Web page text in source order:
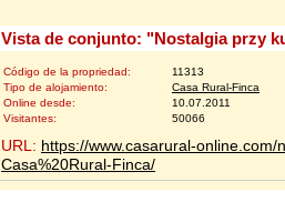
Vista de conjunto: "Nostalgia przy
Código de la propriedad:
11313
Tipo de alojamiento:
Casa Rural-Finca
Online desde:
10.07.2011
Visitantes:
50066
URL: https://www.casarural-
Casa%20Rural-Finca/